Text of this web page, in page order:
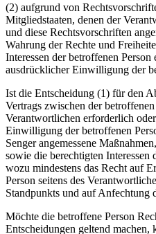
(2) aufgrund von
Mitgliedstaaten, denen der
und diese Rechtsvorschriften
Wahrung der Rechte und
Interessen der betroffenen
ausdrücklicher Einwilligung der
Ist die Entscheidung (1) für den
Vertrags zwischen der
Verantwortlichen erforderlich
Einwilligung der betroffenen
Senger angemessene
sowie die berechtigten Interessen
wozu mindestens das Recht auf
Person seitens des
Standpunkts und auf Anfechtung
Möchte die betroffene Person
Entscheidungen geltend machen,